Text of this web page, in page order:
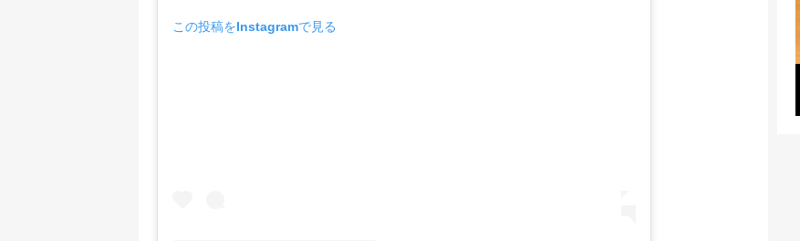
この投稿をInstagramで見る